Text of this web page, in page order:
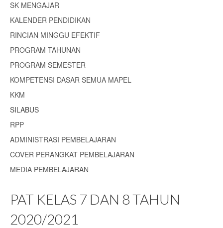
SK MENGAJAR
KALENDER PENDIDIKAN
RINCIAN MINGGU EFEKTIF
PROGRAM TAHUNAN
PROGRAM SEMESTER
KOMPETENSI DASAR SEMUA MAPEL
KKM
SILABUS
RPP
ADMINISTRASI PEMBELAJARAN
COVER PERANGKAT PEMBELAJARAN
MEDIA PEMBELAJARAN
PAT KELAS 7 DAN 8 TAHUN
2020/2021